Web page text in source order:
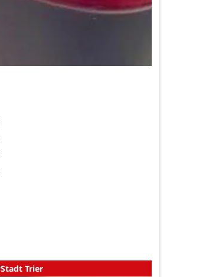
Stadt Trier